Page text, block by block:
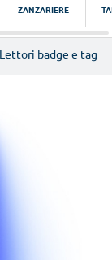
ZANZARIERE
Lettori badge e tag